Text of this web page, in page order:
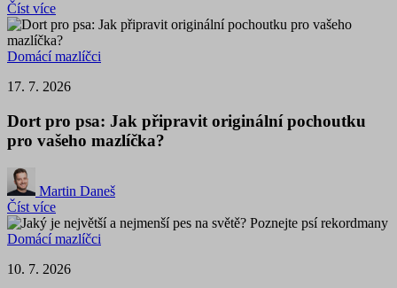
Číst více
Domácí mazlíčci
17. 7. 2026
Dort pro psa: Jak připravit originální pochoutku
pro vašeho mazlíčka?
Martin Daneš
Číst více
Domácí mazlíčci
10. 7. 2026